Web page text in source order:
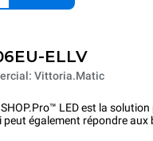
ELLV
Vittoria.Matic
SHOP.Pro™ LED est la
peut également répondre aux